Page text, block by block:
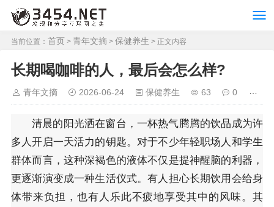
当前位置： 首页 > 青年文摘 > 保健养生 > 正文内容
长期喝咖啡的人，最后会怎么样?
青年文摘 2026-06-24 保健养生 63 0
清晨的阳光洒在窗台，一杯热气腾腾的饮品成为许
多人开启一天活力的钥匙。对于不少年轻职场人和学生
群体而言，这种深褐色的液体不仅是提神醒脑的利器，
更逐渐演变成一种生活仪式。有人担心长期饮用会给身
体带来负担，也有人乐此不疲地享受其中的风味。其